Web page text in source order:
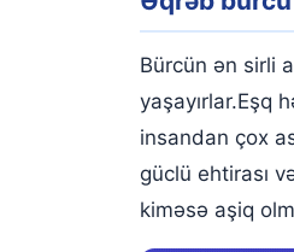
Bürcün ən sirli
yaşayırlar.Eşq
insandan çox
güclü ehtirası
kiməsə aşiq